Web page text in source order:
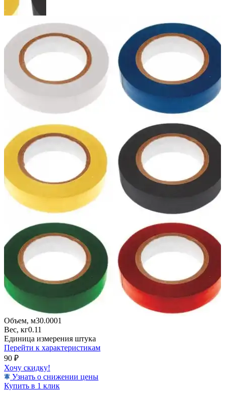
Объем, м30.0001
Вес, кг0.11
Единица измерения штука
Перейти к характеристикам
90 ₽
Хочу скидку!
Узнать о снижении цены
Купить в 1 клик